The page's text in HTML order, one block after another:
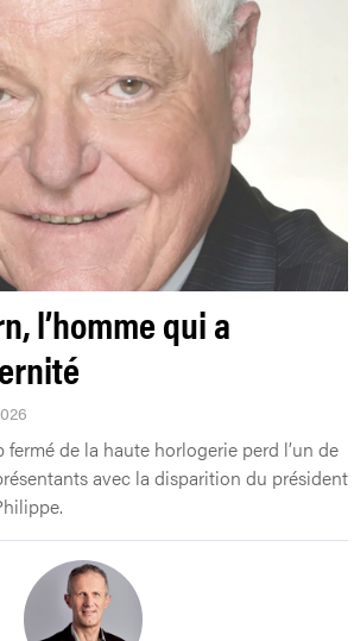
l’homme qui a
fermé de la haute horlogerie perd l’un de
avec la disparition du président